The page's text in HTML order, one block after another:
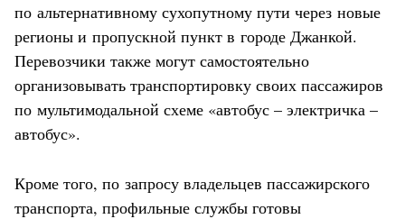
по альтернативному сухопутному пути через новые
регионы и пропускной пункт в городе Джанкой.
Перевозчики также могут самостоятельно
организовывать транспортировку своих пассажиров
по мультимодальной схеме «автобус – электричка –
автобус».
Кроме того, по запросу владельцев пассажирского
транспорта, профильные службы готовы